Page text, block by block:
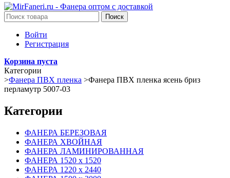
Поиск
Войти
Регистрация
Корзина пуста
Категории
>Фанера ПВХ пленка >Фанера ПВХ пленка ясень бриз
перламутр 5007-03
Категории
ФАНЕРА БЕРЕЗОВАЯ
ФАНЕРА ХВОЙНАЯ
ФАНЕРА ЛАМИНИРОВАННАЯ
ФАНЕРА 1520 х 1520
ФАНЕРА 1220 х 2440